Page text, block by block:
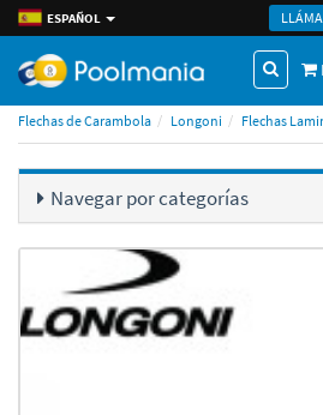
ESPAÑOL
Flechas de Carambola Longoni Flechas
Navegar por categorí­as